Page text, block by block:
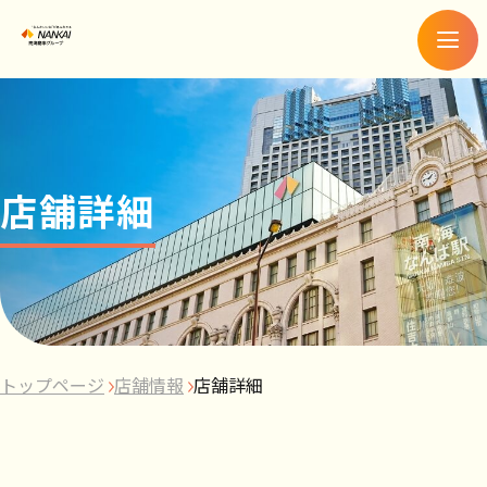
メ
ニ
ュ
ー
店舗詳細
トップページ 店舗情報 店舗詳細